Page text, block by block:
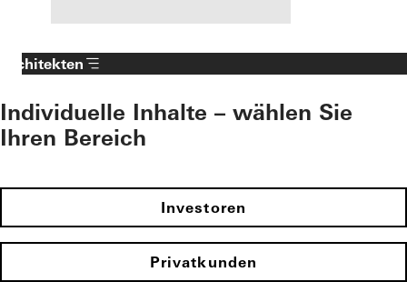
Architekten
Individuelle Inhalte – wählen Sie
Ihren Bereich
Investoren
Privatkunden